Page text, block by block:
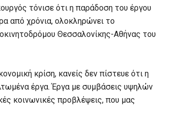
τόνισε ότι η παράδοση του έργου
από χρόνια, ολοκληρώνει το
Θεσσαλονίκης-Αθήνας του
κρίση, κανείς δεν πίστευε ότι η
έργα. Έργα με συμβάσεις υψηλών
κοινωνικές προβλέψεις, που μας